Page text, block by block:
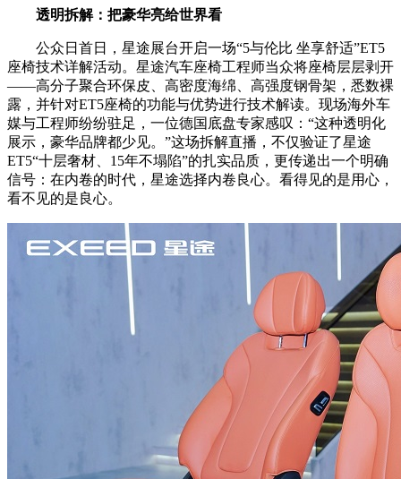
透明拆解：把豪华亮给世界看
公众日首日，星途展台开启一场“5与伦比 坐享舒适”ET5
座椅技术详解活动。星途汽车座椅工程师当众将座椅层层剥开
——高分子聚合环保皮、高密度海绵、高强度钢骨架，悉数裸
露，并针对ET5座椅的功能与优势进行技术解读。现场海外车
媒与工程师纷纷驻足，一位德国底盘专家感叹：“这种透明化
展示，豪华品牌都少见。”这场拆解直播，不仅验证了星途
ET5“十层奢材、15年不塌陷”的扎实品质，更传递出一个明确
信号：在内卷的时代，星途选择内卷良心。看得见的是用心，
看不见的是良心。